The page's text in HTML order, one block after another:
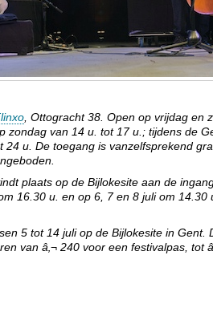
, Ottogracht 38. Open op vrijdag en
zondag van 14 u. tot 17 u.; tijdens de
24 u. De toegang is vanzelfsprekend
plaats op de Bijlokesite aan de
16.30 u. en op 6, 7 en 8 juli om 14.30
5 tot 14 juli op de Bijlokesite in Gent.
van â‚¬ 240 voor een festivalpas, tot